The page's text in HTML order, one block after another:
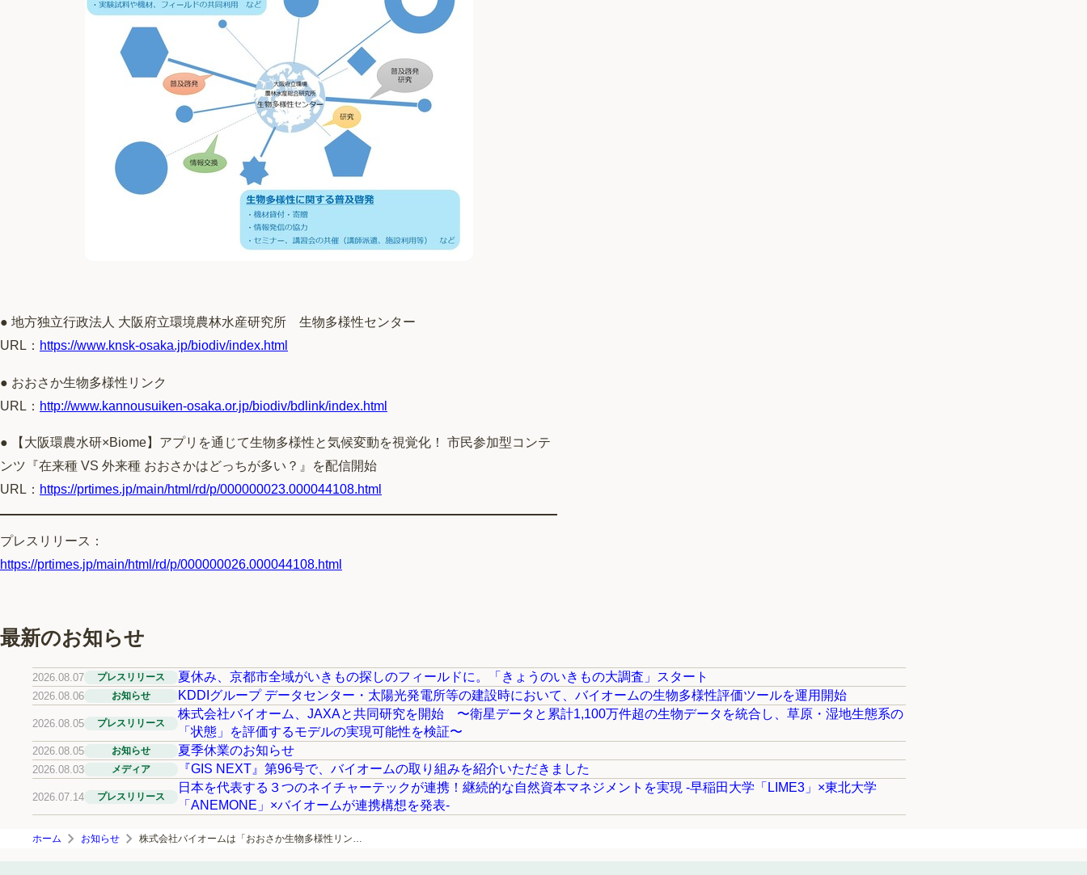
● 地方独立行政法人 大阪府立環境農林水産研究所 生物多様性センター
URL： https://www.knsk-osaka.jp/biodiv/index.html
● おおさか生物多様性リンク
URL： http://www.kannousuiken-osaka.or.jp/biodiv/bdlink/index.html
● 【⼤阪環農水研×Biome】アプリを通じて生物多様性と気候変動を視覚化！ 市民参加型コンテ
ンツ『在来種 VS 外来種 おおさかはどっちが多い？』を配信開始
URL： https://prtimes.jp/main/html/rd/p/000000023.000044108.html
プレスリリース：
https://prtimes.jp/main/html/rd/p/000000026.000044108.html
最新のお知らせ
2026.08.07 プレスリリース 夏休み、京都市全域がいきもの探しのフィールドに。「きょうのいきもの大調査」スタート
2026.08.06 お知らせ KDDIグループ データセンター・太陽光発電所等の建設時において、バイオームの生物多様性評価ツールを運用開始
2026.08.05 プレスリリース
株式会社バイオーム、JAXAと共同研究を開始 〜衛星データと累計1,100万件超の生物データを統合し、草原・湿地生態系の
「状態」を評価するモデルの実現可能性を検証〜
2026.08.05 お知らせ 夏季休業のお知らせ
2026.08.03 メディア 『GIS NEXT』第96号で、バイオームの取り組みを紹介いただきました
2026.07.14 プレスリリース
日本を代表する３つのネイチャーテックが連携！継続的な自然資本マネジメントを実現 -早稲田大学「LIME3」×東北大学
「ANEMONE」×バイオームが連携構想を発表-
ホーム お知らせ